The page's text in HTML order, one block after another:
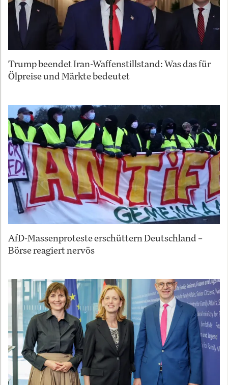
Trump beendet Iran-Waffenstillstand: Was das für
Ölpreise und Märkte bedeutet
AfD-Massenproteste erschüttern Deutschland –
Börse reagiert nervös